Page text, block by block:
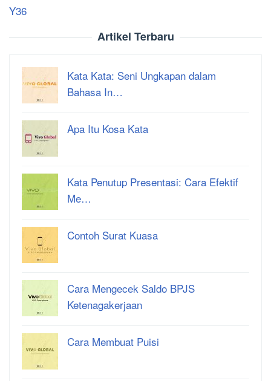
Y36
Artikel Terbaru
Kata Kata: Seni Ungkapan dalam
Bahasa In…
Apa Itu Kosa Kata
Kata Penutup Presentasi: Cara Efektif
Me…
Contoh Surat Kuasa
Cara Mengecek Saldo BPJS
Ketenagakerjaan
Cara Membuat Puisi